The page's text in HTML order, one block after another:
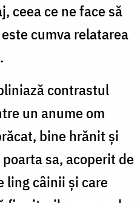
ceea ce ne face să
cumva relatarea
contrastul
un anume om
bine hrănit și
sa, acoperit de
ling câinii și care